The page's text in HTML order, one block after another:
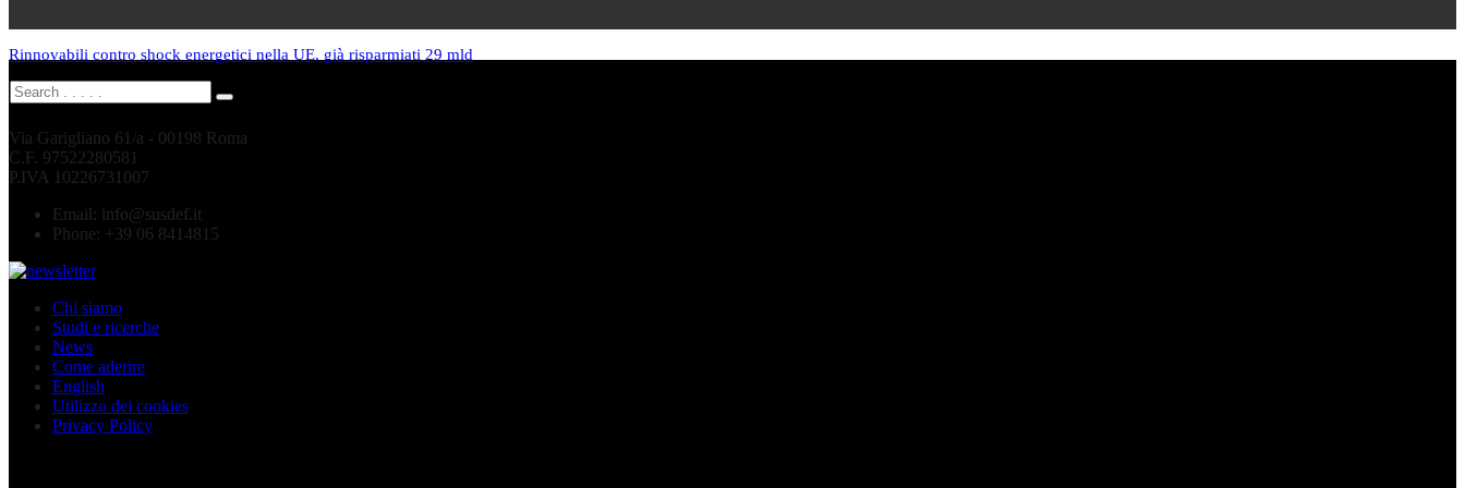
Rinnovabili contro shock energetici nella UE, già risparmiati 29 mld
Via Garigliano 61/a - 00198 Roma
C.F. 97522280581
P.IVA 10226731007
Email: info@susdef.it
Phone: +39 06 8414815
Chi siamo
Studi e ricerche
News
Come aderire
English
Utilizzo dei cookies
Privacy Policy